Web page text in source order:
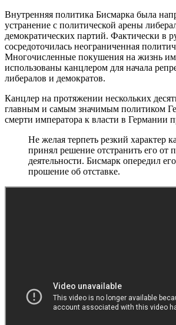
Внутренняя политика Бисмарка была
устранение с политической арены
демократических партий. Фактически в
сосредоточилась неограниченная
Многочисленные покушения на жизнь
использованы канцлером для начала
либералов и демократов.
Канцлер на протяжении нескольких
главным и самым значимым политиком
смерти императора к власти в Германии
Не желая терпеть резкий характер
принял решение отстранить его от
деятельности. Бисмарк опередил
прошение об отставке.